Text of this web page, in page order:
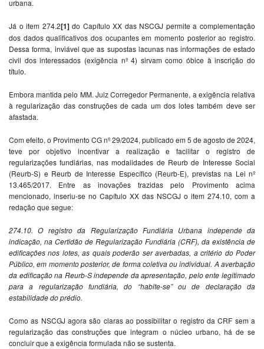
urbana.
Já o item 274.2[1]do Capítulo XX das NSCGJ permite a complementação
dos dados qualificativos dos ocupantes em momento posterior ao registro.
Dessa forma, inviável que as supostas lacunas nas informações de estado
civil dos interessados (exigência nº 4) sirvam como óbice à inscrição do
título.
Embora mantida pelo MM. Juiz Corregedor Permanente, a exigência relativa
à regularização das construções de cada um dos lotes também deve ser
afastada.
Com efeito, o Provimento CG nº 29/2024, publicado em 5 de agosto de 2024,
teve por objetivo incentivar a realização e facilitar o registro de
regularizações fundiárias, nas modalidades de Reurb de Interesse Social
(Reurb-S) e Reurb de Interesse Específico (Reurb-E), previstas na Lei nº
13.465/2017. Entre as inovações trazidas pelo Provimento acima
mencionado, inseriu-se no Capítulo XX das NSCGJ o item 274.10, com a
redação que segue:
274.10. O registro da Regularização Fundiária Urbana independe da
indicação, na Certidão de Regularização Fundiária (CRF), da existência de
edificações nos lotes, as quais poderão ser averbadas, a critério do Poder
Público, em momento posterior, de forma coletiva ou individual. A averbação
da edificação na Reurb-S independe da apresentação, pelo ente legitimado
para a regularização fundiária, do “habite-se” ou de declaração da
estabilidade do prédio.
Como as NSCGJ agora são claras ao possibilitar o registro da CRF sem a
regularização das construções que integram o núcleo urbano, há de se
concluir que a exigência formulada não se sustenta.